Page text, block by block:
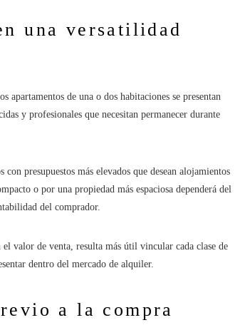
una versatilidad
de una o dos habitaciones se presentan
y profesionales que necesitan permanecer durante
presupuestos más elevados que desean alojamientos
o por una propiedad más espaciosa dependerá del
del comprador.
valor de venta, resulta más útil vincular cada clase de
dentro del mercado de alquiler.
a la compra